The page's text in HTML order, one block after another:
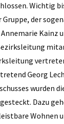
Wichtig
der
Kainz
Georg
wurden
Dazu
Wohnen